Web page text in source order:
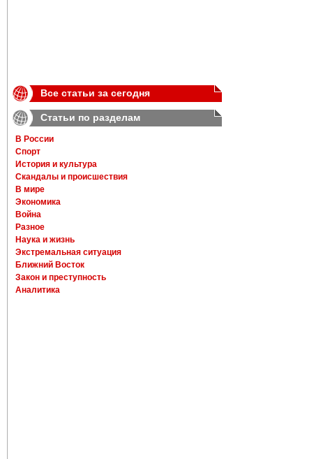
Все статьи за сегодня
Статьи по разделам
В России
Спорт
История и культура
Скандалы и происшествия
В мире
Экономика
Война
Разное
Наука и жизнь
Экстремальная ситуация
Ближний Восток
Закон и преступность
Аналитика